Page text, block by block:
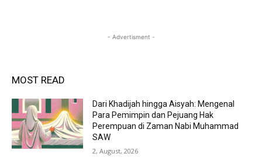
- Advertisment -
MOST READ
Dari Khadijah hingga Aisyah: Mengenal
Para Pemimpin dan Pejuang Hak
Perempuan di Zaman Nabi Muhammad
SAW
2, August, 2026